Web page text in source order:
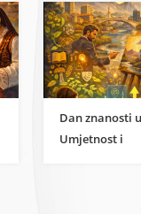
Dan znanosti
Umjetnost i